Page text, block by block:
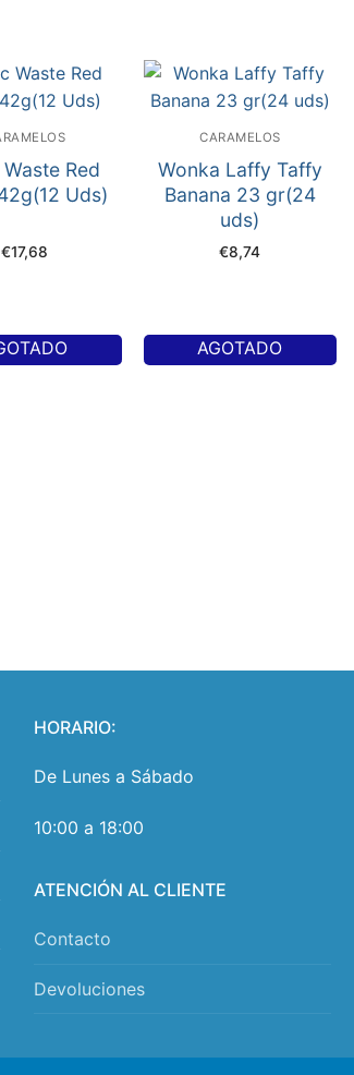
Red
Uds)
€17,68
CARAMELOS
Wonka Laffy Taffy
Banana 23 gr(24
uds)
€8,74
AGOTADO
HORARIO:
De Lunes a Sábado
10:00 a 18:00
ATENCIÓN AL CLIENTE
Contacto
Devoluciones